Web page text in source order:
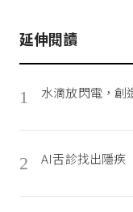
延伸閱讀
1 水滴放閃電，創
2 AI舌診找出隱疾